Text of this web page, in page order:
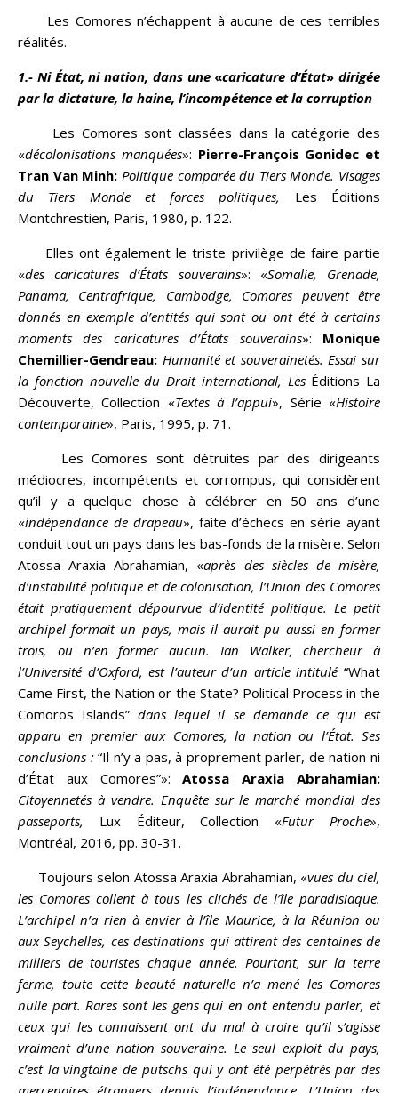
Les Comores n’échappent à aucune de ces terribles
réalités.
1.- Ni État, ni nation, dans une«caricature d’État»dirigée
par la dictature, la haine, l’incompétence et la corruption
Les Comores sont classées dans la catégorie des
«décolonisations manquées»: Pierre-François Gonidec et
Tran Van Minh: Politique comparée du Tiers Monde. Visages
du Tiers Monde et forces politiques,
Les Éditions
Montchrestien, Paris, 1980, p. 122.
Elles ont également le triste privilège de faire partie
«des caricatures d’États souverains»: «Somalie, Grenade,
Panama, Centrafrique, Cambodge, Comores peuvent être
donnés en exemple d’entités qui sont ou ont été à certains
moments des caricatures d’États souverains»: Monique
Chemillier-Gendreau: Humanité et souverainetés. Essai sur
la fonction nouvelle du Droit international, Les Éditions La
Découverte, Collection «Textes à l’appui», Série «Histoire
contemporaine», Paris, 1995, p. 71.
Les Comores sont détruites par des dirigeants
médiocres, incompétents et corrompus, qui considèrent
qu’il y a quelque chose à célébrer en 50 ans d’une
«indépendance de drapeau», faite d’échecs en série ayant
conduit tout un pays dans les bas-fonds de la misère. Selon
Atossa Araxia Abrahamian, «après des siècles de misère,
d’instabilité politique et de colonisation, l’Union des Comores
était pratiquement dépourvue d’identité politique. Le petit
archipel formait un pays, mais il aurait pu aussi en former
trois, ou n’en former aucun. Ian Walker, chercheur à
l’Université d’Oxford, est l’auteur d’un article intitulé “What
Came First, the Nation or the State? Political Process in the
Comoros Islands” dans lequel il se demande ce qui est
apparu en premier aux Comores, la nation ou l’État. Ses
conclusions :“Il n’y a pas, à proprement parler, de nation ni
d’État aux Comores”»:Atossa Araxia Abrahamian:
Citoyennetés à vendre. Enquête sur le marché mondial des
passeports, Lux Éditeur, Collection «Futur Proche»,
Montréal, 2016, pp. 30-31.
Toujours selon Atossa Araxia Abrahamian, «vues du ciel,
les Comores collent à tous les clichés de l’île paradisiaque.
L’archipel n’a rien à envier à l’île Maurice, à la Réunion ou
aux Seychelles, ces destinations qui attirent des centaines de
milliers de touristes chaque année. Pourtant, sur la terre
ferme, toute cette beauté naturelle n’a mené les Comores
nulle part. Rares sont les gens qui en ont entendu parler, et
ceux qui les connaissent ont du mal à croire qu’il s’agisse
vraiment d’une nation souveraine. Le seul exploit du pays,
c’est la vingtaine de putschs qui y ont été perpétrés par des